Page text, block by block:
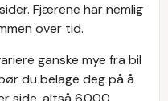
Fjærene har nemlig
over tid.
ganske mye fra bil
du belage deg på å